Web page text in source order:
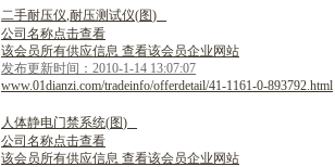
二手耐压仪,耐压测试仪(图)
公司名称点击查看
该会员所有供应信息 查看该会员企业网站
发布更新时间：2010-1-14 13:07:07
www.01dianzi.com/tradeinfo/offerdetail/41-1161-0-893792.html
人体静电门禁系统(图)
公司名称点击查看
该会员所有供应信息 查看该会员企业网站